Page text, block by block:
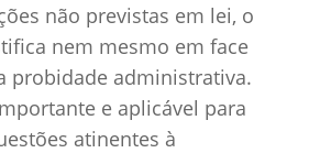
não previstas em lei, o
nem mesmo em face
probidade administrativa.
e aplicável para
atinentes à